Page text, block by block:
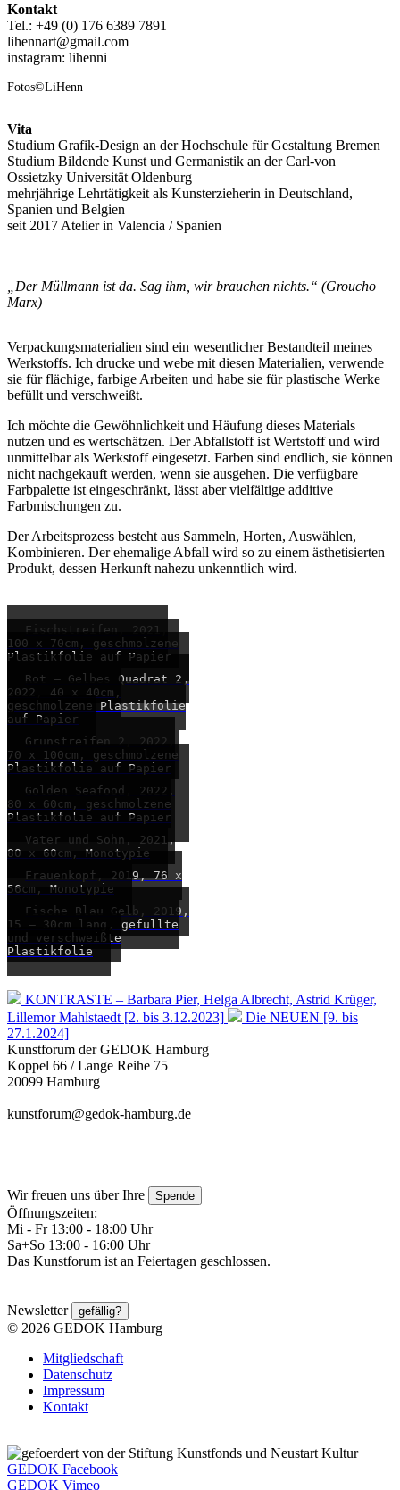
Kontakt
Tel.: +49 (0) 176 6389 7891
lihennart@gmail.com
instagram: lihenni
Fotos©LiHenn
Vita
Studium Grafik-Design an der Hochschule für Gestaltung Bremen
Studium Bildende Kunst und Germanistik an der Carl-von
Ossietzky Universität Oldenburg
mehrjährige Lehrtätigkeit als Kunsterzieherin in Deutschland,
Spanien und Belgien
seit 2017 Atelier in Valencia / Spanien
„Der Müllmann ist da. Sag ihm, wir brauchen nichts.“ (Groucho
Marx)
Verpackungsmaterialien sind ein wesentlicher Bestandteil meines
Werkstoffs. Ich drucke und webe mit diesen Materialien, verwende
sie für flächige, farbige Arbeiten und habe sie für plastische Werke
befüllt und verschweißt.
Ich möchte die Gewöhnlichkeit und Häufung dieses Materials
nutzen und es wertschätzen. Der Abfallstoff ist Wertstoff und wird
unmittelbar als Werkstoff eingesetzt. Farben sind endlich, sie können
nicht nachgekauft werden, wenn sie ausgehen. Die verfügbare
Farbpalette ist eingeschränkt, lässt aber vielfältige additive
Farbmischungen zu.
Der Arbeitsprozess besteht aus Sammeln, Horten, Auswählen,
Kombinieren. Der ehemalige Abfall wird so zu einem ästhetisierten
Produkt, dessen Herkunft nahezu unkenntlich wird.
Fischstreifen, 2021,
100 x 70cm, geschmolzene
Plastikfolie auf Papier
Rot – Gelbes Quadrat 2,
2022, 40 x 40cm,
geschmolzene Plastikfolie
auf Papier
Grünstreifen 2, 2022,
70 x 100cm, geschmolzene
Plastikfolie auf Papier
Golden Seafood, 2022,
80 x 60cm, geschmolzene
Plastikfolie auf Papier
Vater und Sohn, 2021,
80 x 60cm, Monotypie
Frauenkopf, 2019, 76 x
56cm, Monotypie
Fische Blau Gelb, 2019,
15 – 30cm lang, gefüllte
und verschweißte
Plastikfolie
KONTRASTE – Barbara Pier, Helga Albrecht, Astrid Krüger,
Lillemor Mahlstaedt [2. bis 3.12.2023]
Die NEUEN [9. bis
27.1.2024]
Kunstforum der GEDOK Hamburg
Koppel 66 / Lange Reihe 75
20099 Hamburg
kunstforum@gedok-hamburg.de
Wir freuen uns über Ihre Spende
Öffnungszeiten:
Mi - Fr 13:00 - 18:00 Uhr
Sa+So 13:00 - 16:00 Uhr
Das Kunstforum ist an Feiertagen geschlossen.
Newsletter gefällig?
© 2026 GEDOK Hamburg
Mitgliedschaft
Datenschutz
Impressum
Kontakt
GEDOK Facebook
GEDOK Vimeo